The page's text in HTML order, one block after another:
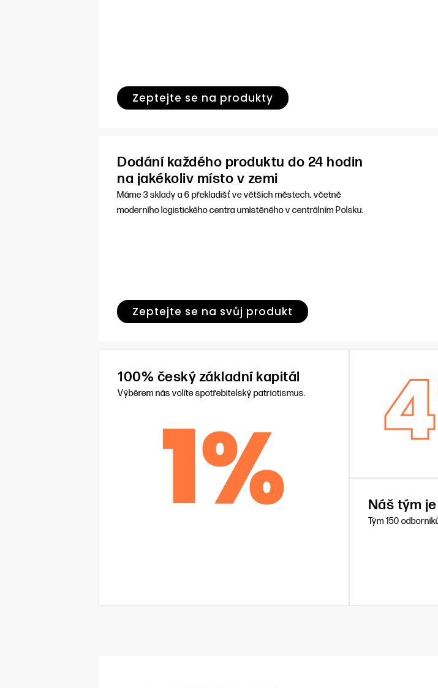
Zeptejte se na produkty
Dodání každého produktu do 24 hodin
na jakékoliv místo v zemi
Máme 3 sklady a 6 překladišť ve větších městech, včetně
moderního logistického centra umístěného v centrálním Polsku.
Zeptejte se na svůj produkt
100% český základní kapitál
Výběrem nás volíte spotřebitelský patriotismus.
1% Náš tým
Tým 150